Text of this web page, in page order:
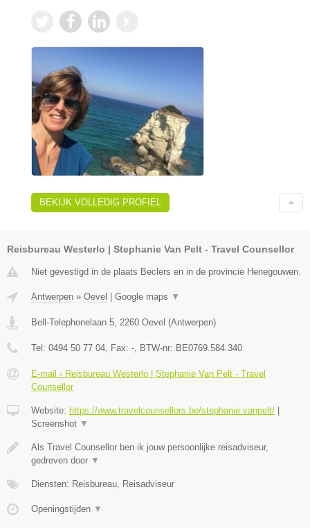
BEKIJK VOLLEDIG PROFIEL
Reisbureau Westerlo | Stephanie Van Pelt - Travel Counsellor
Niet gevestigd in de plaats Beclers en in de provincie Henegouwen.
Antwerpen » Oevel Google maps ▼
Bell-Telephonelaan 5, 2260 Oevel (Antwerpen)
Tel: 0494 50 77 04, Fax: -, BTW-nr: BE0769.584.340
E-mail › Reisbureau Westerlo | Stephanie Van Pelt - Travel
Counsellor
Website: https://www.travelcounsellors.be/stephanie.vanpelt/
Screenshot ▼
Als Travel Counsellor ben ik jouw persoonlijke reisadviseur,
gedreven door ▼
Diensten: Reisbureau, Reisadviseur
Openingstijden ▼